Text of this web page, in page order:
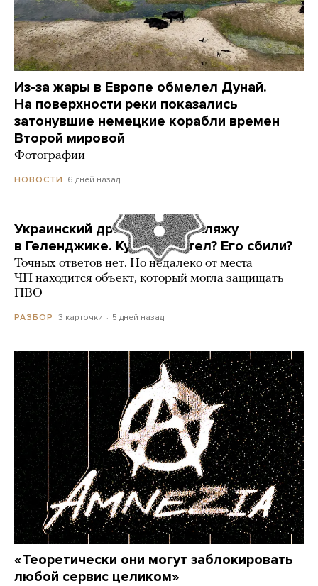
Из-за жары в Европе обмелел Дунай.
На поверхности реки показались
затонувшие немецкие корабли времен
Второй мировой
Фотографии
НОВОСТИ 6 дней назад
Украинский дрон попал по пляжу
в Геленджике. Куда он летел? Его сбили?
Точных ответов нет. Но недалеко от места
ЧП находится объект, который могла защищать
ПВО
РАЗБОР 3 карточки 5 дней назад
«Теоретически они могут заблокировать
любой сервис целиком»